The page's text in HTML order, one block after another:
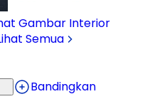
Gambar Interior
Semua
Bandingkan